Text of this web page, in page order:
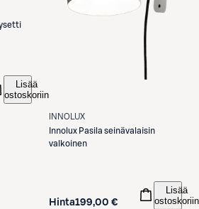
Lisää
ostoskoriin
INNOLUX
Innolux Pasila seinävalaisin
valkoinen
Hinta199,00 €
Lisää
ostoskoriin